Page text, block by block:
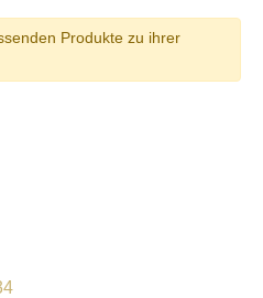
Produkte zu ihrer